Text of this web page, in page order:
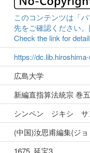
このコンテンツは「
先をご確認ください
Check the link for
https://
広島大学
新編直指算法統宗 巻
シンペン ジキシ サ
(中国)汝思甫編集(ジ
1675, 延宝3